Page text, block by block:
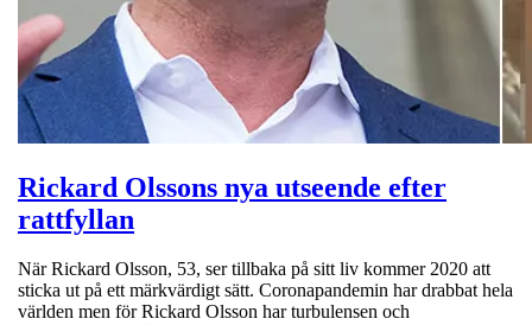
Rickard Olssons nya utseende efter
rattfyllan
När Rickard Olsson, 53, ser tillbaka på sitt liv kommer 2020 att
sticka ut på ett märkvärdigt sätt. Coronapandemin har drabbat hela
världen men för Rickard Olsson har turbulensen och